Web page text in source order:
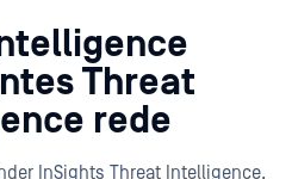
Threat
rede
InSights Threat Intelligence,